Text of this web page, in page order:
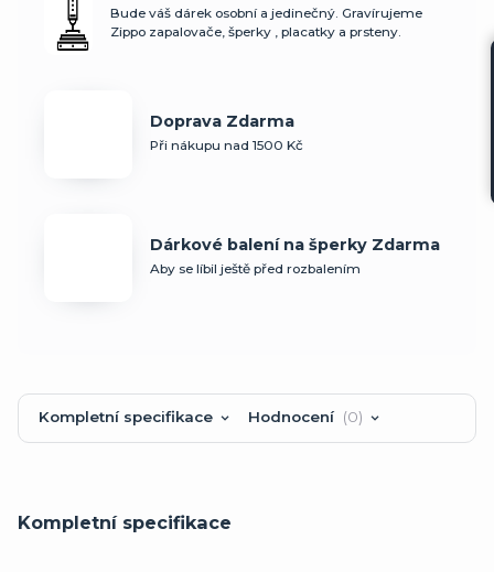
Bude váš dárek osobní a jedinečný. Gravírujeme
Zippo zapalovače, šperky , placatky a prsteny.
Doprava Zdarma
Při nákupu nad 1500 Kč
Dárkové balení na šperky Zdarma
Aby se líbil ještě před rozbalením
Kompletní specifikace Hodnocení 0
Kompletní specifikace